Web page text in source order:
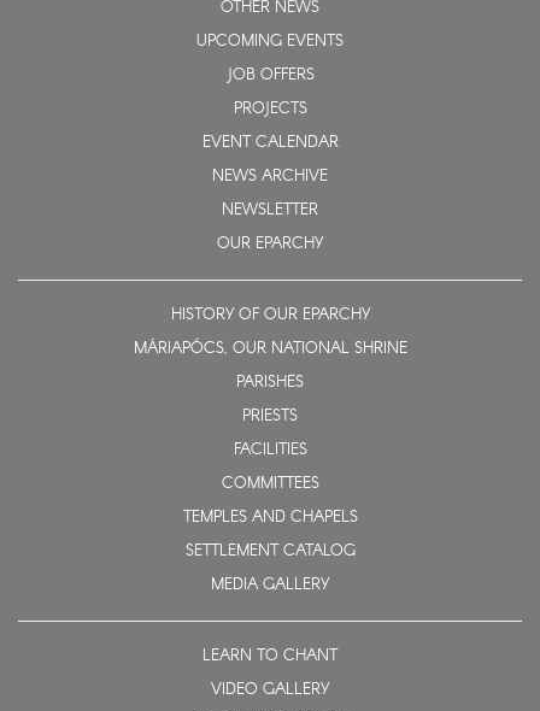
OTHER NEWS
UPCOMING EVENTS
JOB OFFERS
PROJECTS
EVENT CALENDAR
NEWS ARCHIVE
NEWSLETTER
OUR EPARCHY
HISTORY OF OUR EPARCHY
MÁRIAPÓCS, OUR NATIONAL SHRINE
PARISHES
PRIESTS
FACILITIES
COMMITTEES
TEMPLES AND CHAPELS
SETTLEMENT CATALOG
MEDIA GALLERY
LEARN TO CHANT
VIDEO GALLERY